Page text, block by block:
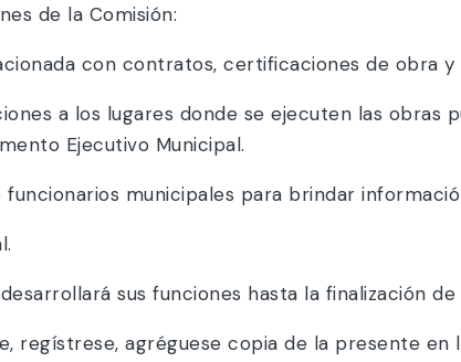
de la Comisión:
con contratos, certificaciones de obra y
a los lugares donde se ejecuten las
Ejecutivo Municipal.
funcionarios municipales para brindar
desarrollará sus funciones hasta la finalización
regístrese, agréguese copia de la presente